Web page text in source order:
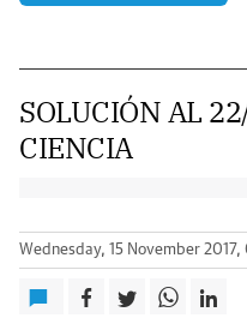
SOLUCIÓN AL
CIENCIA
Wednesday, 15 November 2017,